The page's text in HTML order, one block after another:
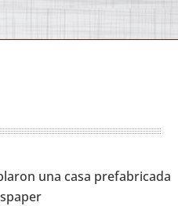
una casa prefabricada